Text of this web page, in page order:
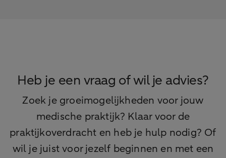
Heb je een vraag of wil je advies?
Zoek je groeimogelijkheden voor jouw
medische praktijk? Klaar voor de
praktijkoverdracht en heb je hulp nodig? Of
wil je juist voor jezelf beginnen en met een